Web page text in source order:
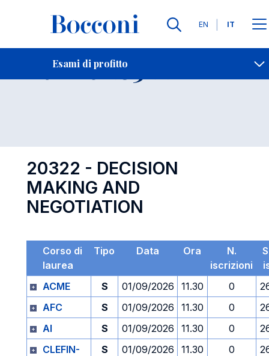
Lingue
EN IT
Esami di profitto
Contatti
Esame 20322 Open
20322 - DECISION
MAKING AND
NEGOTIATION
Corso di
laurea
Tipo Data Ora
N.
iscrizioni
ACME
S 01/09/2026 11.30 0
AFC
S 01/09/2026 11.30 0
AI
S 01/09/2026 11.30 0
CLEFIN-
S 01/09/2026 11.30 0